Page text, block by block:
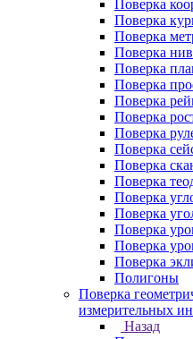
Поверка
Поверка
Поверка
Поверка
Поверка
Поверка
Поверка
Поверка
Поверка
Поверка
Поверка
Поверка
Поверка
Поверка
Поверка
Поверка
Поверка
Полигоны
Поверка
измерительных
Назад